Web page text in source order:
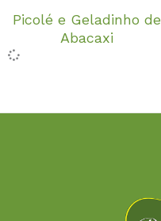
Picolé e Geladinho de
Abacaxi